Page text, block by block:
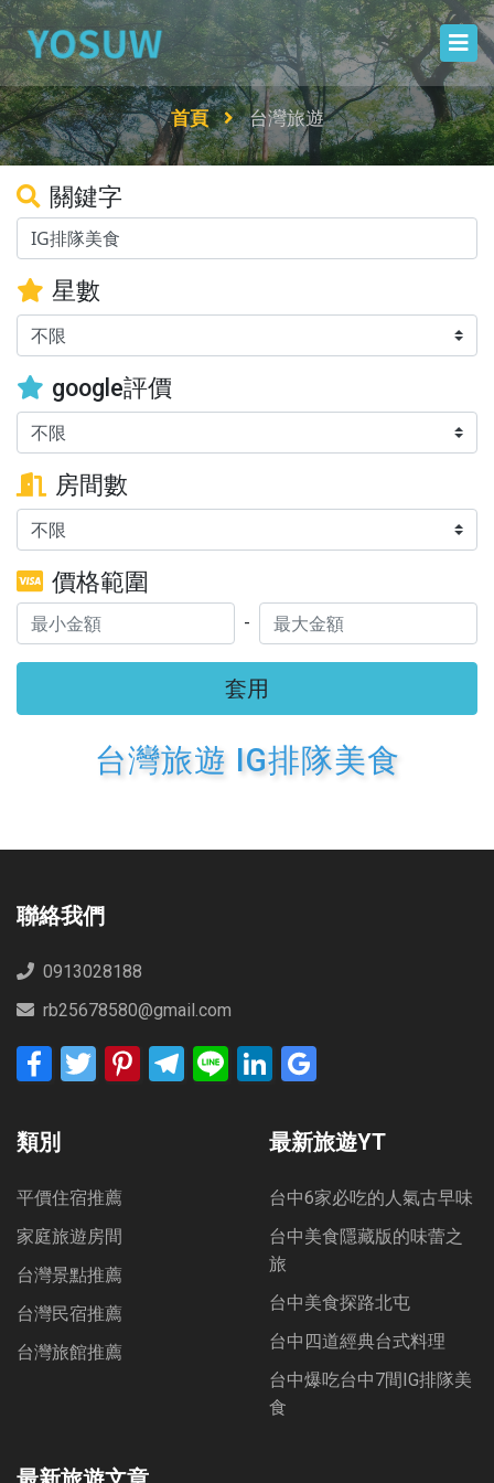
首頁 台灣旅遊
關鍵字
星數
google評價
房間數
價格範圍
-
套用
台灣旅遊 IG排隊美食
聯絡我們
0913028188
rb25678580@gmail.com
FacebookTwitter PinterestTelegram
Line LinkedIn
類別
平價住宿推薦
家庭旅遊房間
台灣景點推薦
台灣民宿推薦
台灣旅館推薦
最新旅遊YT
台中6家必吃的人氣古早味
台中美食隱藏版的味蕾之
旅
台中美食探路北屯
台中四道經典台式料理
台中爆吃台中7間IG排隊美
食